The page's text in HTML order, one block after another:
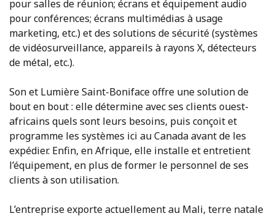
pour salles de réunion; écrans et équipement audio
pour conférences; écrans multimédias à usage
marketing, etc.) et des solutions de sécurité (systèmes
de vidéosurveillance, appareils à rayons X, détecteurs
de métal, etc.).
Son et Lumière Saint-Boniface offre une solution de
bout en bout : elle détermine avec ses clients ouest-
africains quels sont leurs besoins, puis conçoit et
programme les systèmes ici au Canada avant de les
expédier. Enfin, en Afrique, elle installe et entretient
l’équipement, en plus de former le personnel de ses
clients à son utilisation.
L’entreprise exporte actuellement au Mali, terre natale